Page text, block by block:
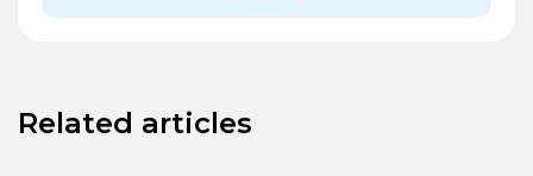
Related articles